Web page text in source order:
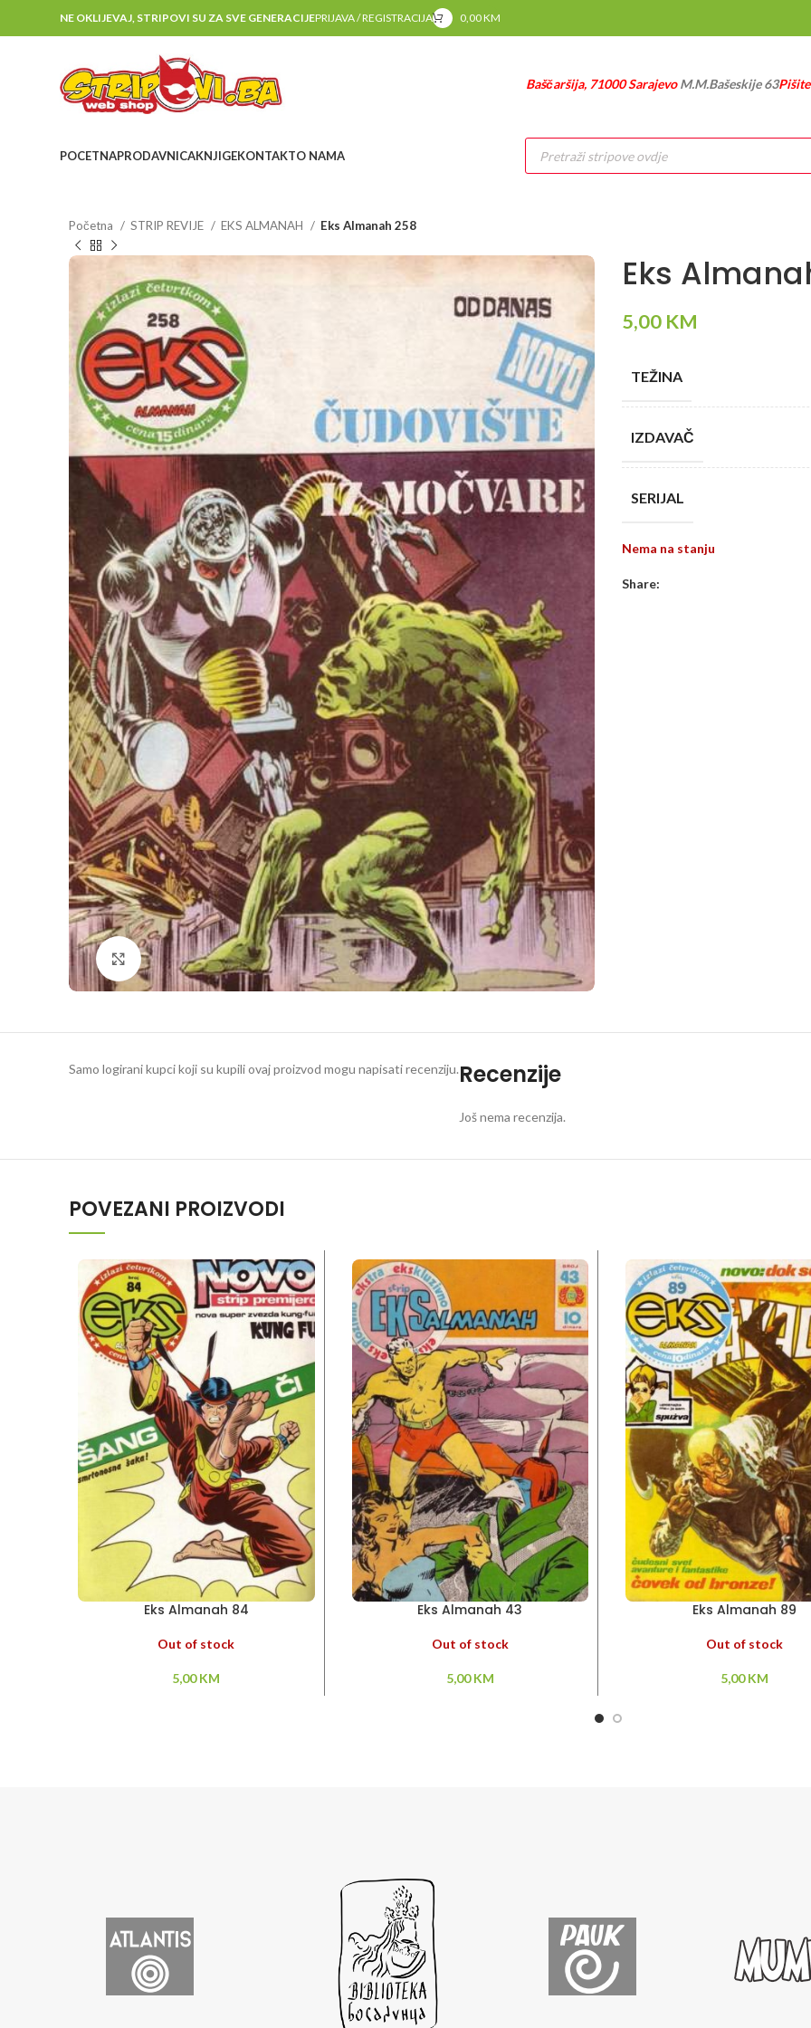
NE OKLIJEVAJ, STRIPOVI SU ZA SVE GENERACIJEPRIJAVA / REGISTRACIJA 0,00KM
Baščaršija, 71000 SarajevoM.M.Bašeskije 63
POCETNAPRODAVNICAKNJIGEKONTAKTO NAMA
Products
search
Početna STRIP REVIJE EKS ALMANAH Eks Almanah 258
Klikni da povečaš
Eks
5,00 KM
TEŽINA
IZDAVAČ
SERIJAL
Nema na stanju
Share:
Recenzije
Još nema recenzija.
Samo logirani kupci koji su kupili ovaj proizvod mogu napisati recenziju.
POVEZANI PROIZVODI
Eks Almanah 84
Out of stock
5,00KM
Eks Almanah 43
Out of stock
5,00KM
Eks Almanah 89
Out of stock
5,00KM